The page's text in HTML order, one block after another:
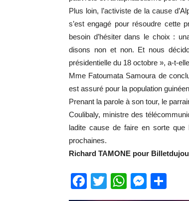
Plus loin, l’activiste de la cause
s’est engagé pour résoudre cette
besoin d’hésiter dans le choix :
disons non et non. Et nous
présidentielle du 18 octobre », a-t-
Mme Fatoumata Samoura de
est assuré pour la population
Prenant la parole à son tour, le
Coulibaly, ministre des
ladite cause de faire en sorte
prochaines.
Richard TAMONE pour
Facebook
Twitter